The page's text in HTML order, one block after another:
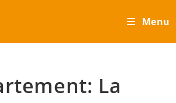
Menu
La